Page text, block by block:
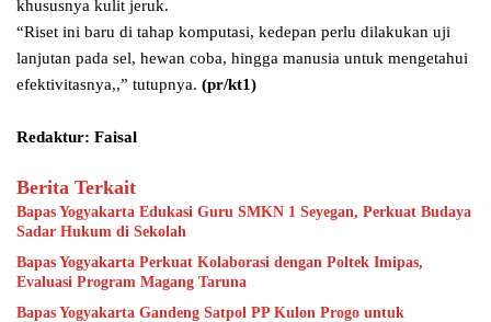
khususnya kulit jeruk.
“Riset ini baru di tahap komputasi, kedepan perlu dilakukan uji
lanjutan pada sel, hewan coba, hingga manusia untuk mengetahui
efektivitasnya,,” tutupnya. (pr/kt1)
Redaktur: Faisal
Berita Terkait
Bapas Yogyakarta Edukasi Guru SMKN 1 Seyegan, Perkuat Budaya
Sadar Hukum di Sekolah
Bapas Yogyakarta Perkuat Kolaborasi dengan Poltek Imipas,
Evaluasi Program Magang Taruna
Bapas Yogyakarta Gandeng Satpol PP Kulon Progo untuk